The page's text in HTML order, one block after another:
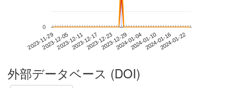
2023-11-292023-12-052023-12-112023-12-172023-12-232023-12-292024-01-042024-01-102024-01-162024-01-22
0
外部データベース (DOI)